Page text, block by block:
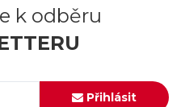
k odběru
Přihlásit